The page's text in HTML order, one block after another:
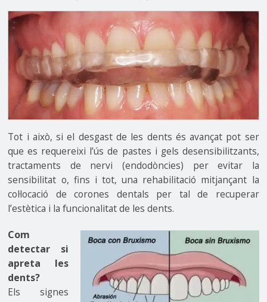
Tot i això, si el desgast de les dents és avançat pot ser
que es requereixi l’ús de pastes i gels desensibilitzants,
tractaments de nervi (endodòncies) per evitar la
sensibilitat o, fins i tot, una rehabilitació mitjançant la
col·locació de corones dentals per tal de recuperar
l’estètica i la funcionalitat de les dents.
Com
detectar si
apreta les
dents?
Els signes